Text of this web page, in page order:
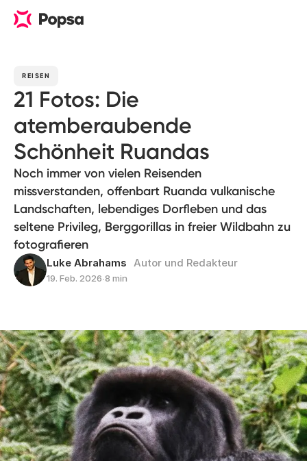
REISEN
21 Fotos: Die
atemberaubende
Schönheit Ruandas
Noch immer von vielen Reisenden
missverstanden, offenbart Ruanda vulkanische
Landschaften, lebendiges Dorfleben und das
seltene Privileg, Berggorillas in freier Wildbahn zu
fotografieren
Luke Abrahams Autor und Redakteur
19. Feb. 2026∙8 min